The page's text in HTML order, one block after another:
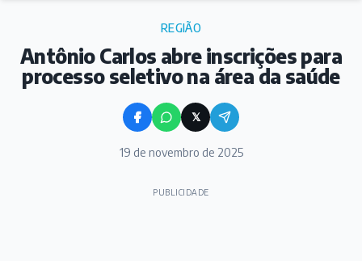
REGIÃO
Antônio Carlos abre inscrições para
processo seletivo na área da saúde
𝕏
19 de novembro de 2025
PUBLICIDADE